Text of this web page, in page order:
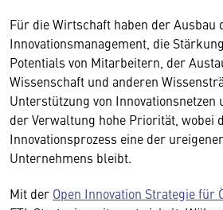
Für die Wirtschaft haben der Ausbau
Innovationsmanagement, die
Potentials von Mitarbeitern, der
Wissenschaft und anderen
Unterstützung von Innovationsnetzen
der Verwaltung hohe Priorität, wobei
Innovationsprozess eine der
Unternehmens bleibt.
Mit der Open Innovation Strategie für